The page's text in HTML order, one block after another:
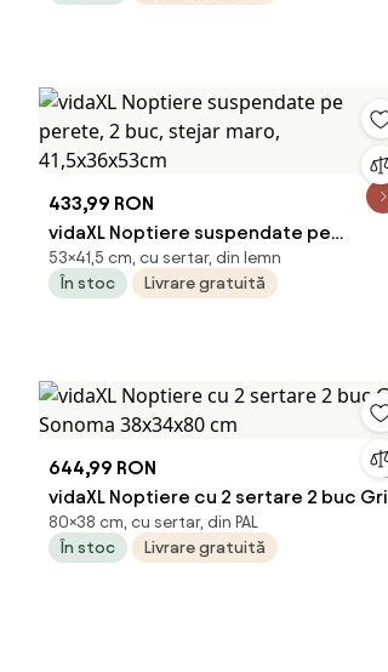
433,99 RON
vidaXL Noptiere suspendate pe
perete, 2 buc, stejar maro,
41,5x36x53cm
53×41,5 cm, cu sertar, din lemn
În stoc
Livrare gratuită
644,99 RON
vidaXL Noptiere cu 2 sertare 2 buc Gri
Sonoma 38x34x80 cm
80×38 cm, cu sertar, din PAL
În stoc
Livrare gratuită